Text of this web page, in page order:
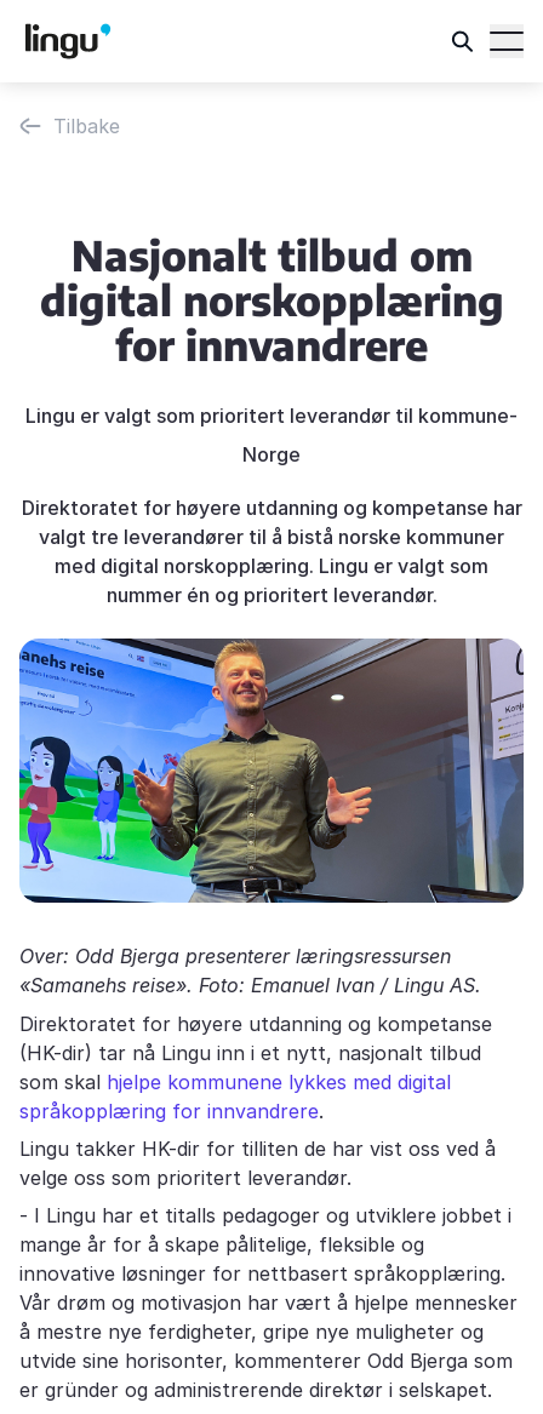
Tilbake
Nasjonalt tilbud om
digital norskopplæring
for innvandrere
Lingu er valgt som prioritert leverandør til kommune-
Norge
Direktoratet for høyere utdanning og kompetanse har
valgt tre leverandører til å bistå norske kommuner
med digital norskopplæring. Lingu er valgt som
nummer én og prioritert leverandør.
Over: Odd Bjerga presenterer læringsressursen
«Samanehs reise». Foto: Emanuel Ivan / Lingu AS.
Direktoratet for høyere utdanning og kompetanse
(HK-dir) tar nå Lingu inn i et nytt, nasjonalt tilbud
som skal hjelpe kommunene lykkes med digital
språkopplæring for innvandrere.
Lingu takker HK-dir for tilliten de har vist oss ved å
velge oss som prioritert leverandør.
- I Lingu har et titalls pedagoger og utviklere jobbet i
mange år for å skape pålitelige, fleksible og
innovative løsninger for nettbasert språkopplæring.
Vår drøm og motivasjon har vært å hjelpe mennesker
å mestre nye ferdigheter, gripe nye muligheter og
utvide sine horisonter, kommenterer Odd Bjerga som
er gründer og administrerende direktør i selskapet.